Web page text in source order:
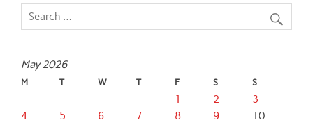
May 2026
M T W T F S S
1 2
3
4
5 6 7 8 9
10